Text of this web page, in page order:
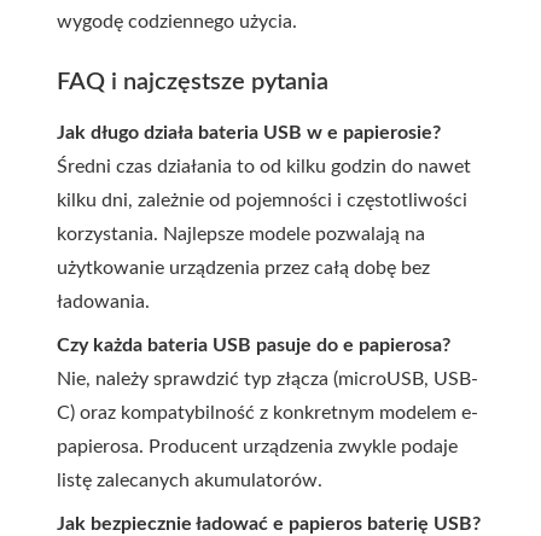
wygodę codziennego użycia.
FAQ i najczęstsze pytania
Jak długo działa bateria USB w e papierosie?
Średni czas działania to od kilku godzin do nawet
kilku dni, zależnie od pojemności i częstotliwości
korzystania. Najlepsze modele pozwalają na
użytkowanie urządzenia przez całą dobę bez
ładowania.
Czy każda bateria USB pasuje do e papierosa?
Nie, należy sprawdzić typ złącza (microUSB, USB-
C) oraz kompatybilność z konkretnym modelem e-
papierosa. Producent urządzenia zwykle podaje
listę zalecanych akumulatorów.
Jak bezpiecznie ładować e papieros baterię USB?